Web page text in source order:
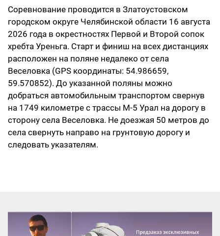
Соревнование проводится в Златоустовском
городском округе Челябинской области 16 августа
2026 года в окрестностях Первой и Второй сопок
хребта Уреньга. Старт и финиш на всех дистанциях
расположен на поляне недалеко от села
Веселовка (GPS координаты: 54.986659,
59.570852). До указанной поляны можно
добраться автомобильным транспортом свернув
на 1749 километре с трассы М-5 Урал на дорогу в
сторону села Веселовка. Не доезжая 50 метров до
села свернуть направо на грунтовую дорогу и
следовать указателям.